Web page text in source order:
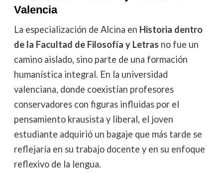
Valencia
La especialización de Alcina en Historia dentro
de la Facultad de Filosofía y Letras no fue un
camino aislado, sino parte de una formación
humanística integral. En la universidad
valenciana, donde coexistían profesores
conservadores con figuras influidas por el
pensamiento krausista y liberal, el joven
estudiante adquirió un bagaje que más tarde se
reflejaría en su trabajo docente y en su enfoque
reflexivo de la lengua.